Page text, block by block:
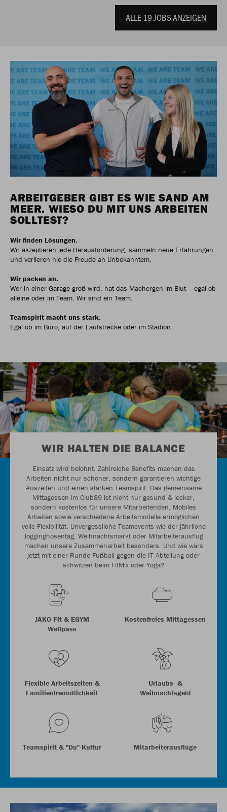
ALLE 19JOBS ANZEIGEN
ARBEITGEBER GIBT ES WIE SAND AM
MEER. WIESO DU MIT UNS ARBEITEN
SOLLTEST?
Wir finden Lösungen.
Wir akzeptieren jede Herausforderung, sammeln neue Erfahrungen
und verlieren nie die Freude an Unbekanntem.
Wir packen an.
Wer in einer Garage groß wird, hat das Machergen im Blut – egal ob
alleine oder im Team. Wir sind ein Team.
Teamspirit macht uns stark.
Egal ob im Büro, auf der Laufstrecke oder im Stadion.
WIR HALTEN DIE BALANCE
Einsatz wird belohnt. Zahlreiche Benefits machen das
Arbeiten nicht nur schöner, sondern garantieren wichtige
Auszeiten und einen starken Teamspirit. Das gemeinsame
Mittagessen im Club89 ist nicht nur gesund & lecker,
sondern kostenlos für unsere Mitarbeitenden. Mobiles
Arbeiten sowie verschiedene Arbeitsmodelle ermöglichen
volle Flexibilität. Unvergessliche Teamevents wie der jährliche
Jogginghosentag, Weihnachtsmarkt oder Mitarbeiterausflug
machen unsere Zusammenarbeit besonders. Und wie wärs
jetzt mit einer Runde Fußball gegen die IT-Abteilung oder
schwitzen beim FitMix oder Yoga?
JAKO Fit & EGYM
Wellpass
Kostenfreies Mittagessen
Flexible Arbeitszeiten &
Familienfreundlichkeit
Urlaubs- &
Weihnachtsgeld
Teamspirit & "Du"-Kultur Mitarbeiterausflüge